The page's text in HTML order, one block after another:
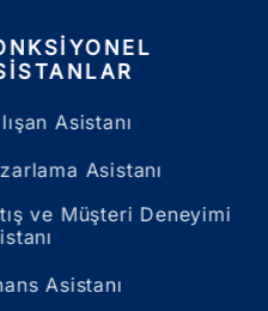
Asistanı
Asistanı
ve Müşteri Deneyimi
Asistanı